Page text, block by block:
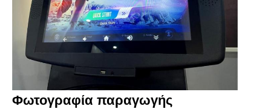
Φωτογραφία παραγωγής